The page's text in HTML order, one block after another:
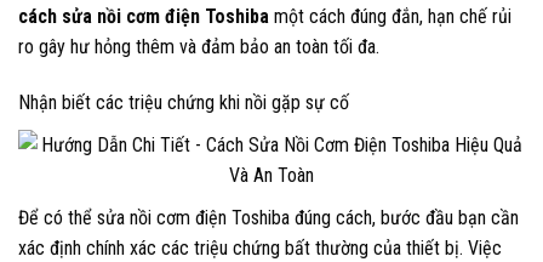
cách sửa nồi cơm điện Toshiba một cách đúng đắn, hạn chế rủi
ro gây hư hỏng thêm và đảm bảo an toàn tối đa.
Nhận biết các triệu chứng khi nồi gặp sự cố
Để có thể sửa nồi cơm điện Toshiba đúng cách, bước đầu bạn cần
xác định chính xác các triệu chứng bất thường của thiết bị. Việc